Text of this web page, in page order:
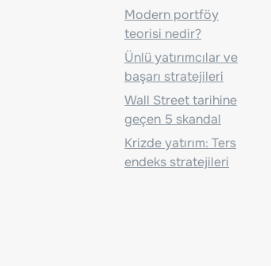
Modern portföy
teorisi nedir?
Ünlü yatırımcılar ve
başarı stratejileri
Wall Street tarihine
geçen 5 skandal
Krizde yatırım: Ters
endeks stratejileri